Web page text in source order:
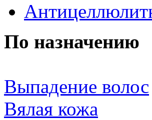
По назначению
Выпадение волос
Вялая кожа